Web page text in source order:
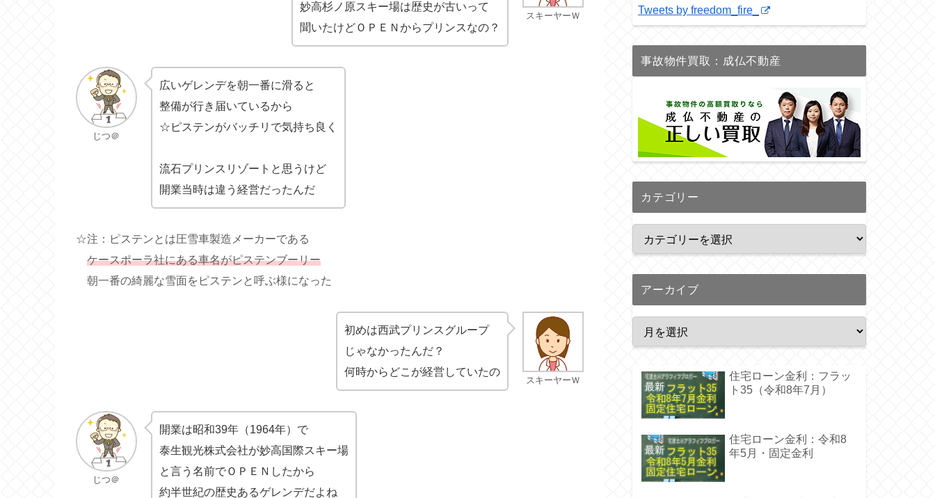
スキーヤーＷ
妙高杉ノ原スキー場は歴史が古いって
聞いたけどＯＰＥＮからプリンスなの？
じつ＠
広いゲレンデを朝一番に滑ると
整備が行き届いているから
☆ピステンがバッチリで気持ち良く
流石プリンスリゾートと思うけど
開業当時は違う経営だったんだ
☆注：ピステンとは圧雪車製造メーカーである
ケースポーラ社にある車名がピステンブーリー
朝一番の綺麗な雪面をピステンと呼ぶ様になった
スキーヤーＷ
初めは西武プリンスグループ
じゃなかったんだ？
何時からどこが経営していたの
じつ＠
開業は昭和39年（1964年）で
泰生観光株式会社が妙高国際スキー場
と言う名前でＯＰＥＮしたから
約半世紀の歴史あるゲレンデだよね
Tweets by freedom_fire_
事故物件買取：成仏不動産
カテゴリー
アーカイブ
住宅ローン金利：フラッ
ト35（令和8年7月）
住宅ローン金利：令和8
年5月・固定金利